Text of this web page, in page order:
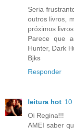
Seria
outros livros,
próximos
Parece que
Hunter, Dark
Bjks
Responder
leitura hot 10
Oi Regina!!!
AMEI saber